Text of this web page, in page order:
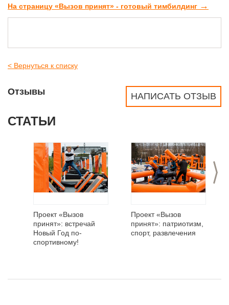
На страницу «Вызов принят» - готовый тимбилдинг →
< Вернуться к списку
НАПИСАТЬ ОТЗЫВ
Отзывы
СТАТЬИ
>
Проект «Вызов
принят»: встречай
Новый Год по-
спортивному!
Проект «Вызов
принят»: патриотизм,
спорт, развлечения